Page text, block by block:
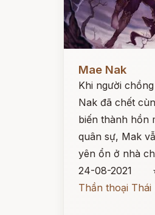
Mae Nak
Khi người
Nak đã chết
biến thành hồn
quân sự, Mak
yên ổn ở nhà
24-08-2021
Thần thoại Thái